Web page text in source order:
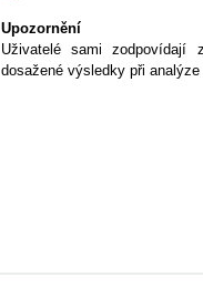
Upozornění
Uživatelé sami
dosažené výsledky při